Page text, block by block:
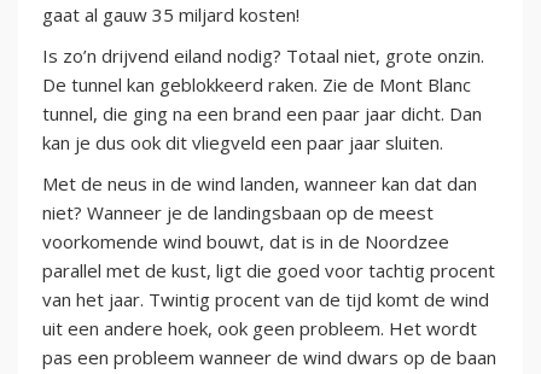
gaat al gauw 35 miljard kosten!
Is zo’n drijvend eiland nodig? Totaal niet, grote onzin.
De tunnel kan geblokkeerd raken. Zie de Mont Blanc
tunnel, die ging na een brand een paar jaar dicht. Dan
kan je dus ook dit vliegveld een paar jaar sluiten.
Met de neus in de wind landen, wanneer kan dat dan
niet? Wanneer je de landingsbaan op de meest
voorkomende wind bouwt, dat is in de Noordzee
parallel met de kust, ligt die goed voor tachtig procent
van het jaar. Twintig procent van de tijd komt de wind
uit een andere hoek, ook geen probleem. Het wordt
pas een probleem wanneer de wind dwars op de baan